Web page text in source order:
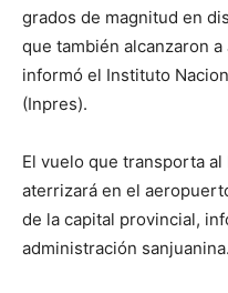
grados de magnitud en
que también alcanzaron a
informó el Instituto
(Inpres).
El vuelo que transporta
aterrizará en el
de la capital provincial,
administración sanjuanina.